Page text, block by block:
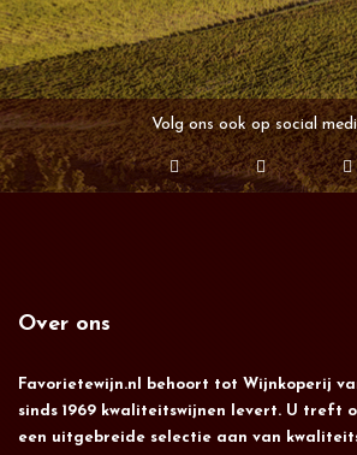
Volg ons ook op social
Over ons
Favorietewijn.nl behoort tot Wijnkoperij
sinds 1969 kwaliteitswijnen levert. U treft
een uitgebreide selectie aan van